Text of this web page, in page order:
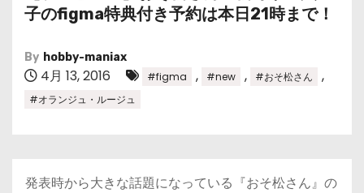
子のfigma特典付き予約は本日21時まで！
By hobby-maniax
4月 13, 2016 #figma , #new , #おそ松さん ,
#オランジュ・ルージュ
発表時から大きな話題になっている『おそ松さん』の